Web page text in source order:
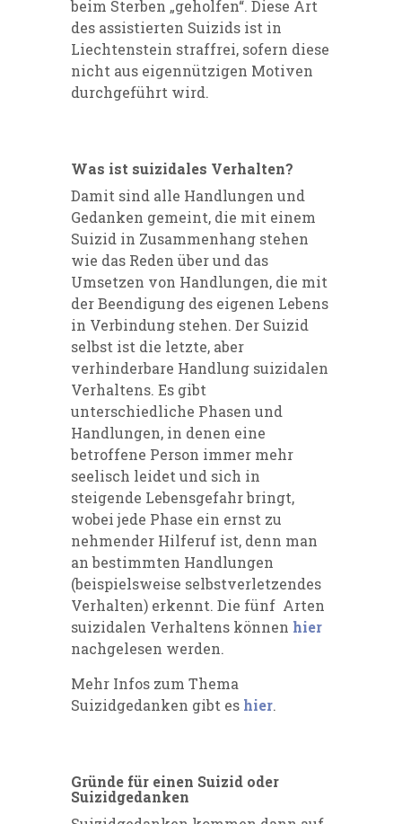
beim Sterben „geholfen“. Diese Art
des assistierten Suizids ist in
Liechtenstein straffrei, sofern diese
nicht aus eigennützigen Motiven
durchgeführt wird.
Was ist suizidales Verhalten?
Damit sind alle Handlungen und
Gedanken gemeint, die mit einem
Suizid in Zusammenhang stehen
wie das Reden über und das
Umsetzen von Handlungen, die mit
der Beendigung des eigenen Lebens
in Verbindung stehen. Der Suizid
selbst ist die letzte, aber
verhinderbare Handlung suizidalen
Verhaltens. Es gibt
unterschiedliche Phasen und
Handlungen, in denen eine
betroffene Person immer mehr
seelisch leidet und sich in
steigende Lebensgefahr bringt,
wobei jede Phase ein ernst zu
nehmender Hilferuf ist, denn man
an bestimmten Handlungen
(beispielsweise selbstverletzendes
Verhalten) erkennt. Die fünf Arten
suizidalen Verhaltens können hier
nachgelesen werden.
Mehr Infos zum Thema
Suizidgedanken gibt es hier.
Gründe für einen Suizid oder
Suizidgedanken